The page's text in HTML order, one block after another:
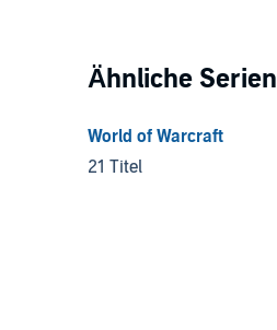
Ähnliche Serien
World of Warcraft
21 Titel